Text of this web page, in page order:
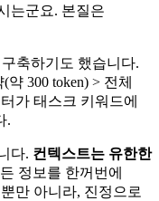
는군요. 본질은
축하기도 했습니다.
300 token) > 전체
가 태스크 키워드에
.
다. 컨텍스트는 유한한
정보를 한꺼번에
만 아니라, 진정으로